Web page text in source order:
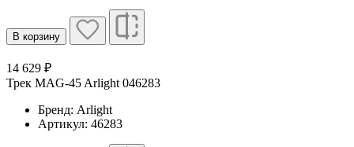
В корзину
14 629 ₽
Трек MAG-45 Arlight 046283
Бренд: Arlight
Артикул: 46283